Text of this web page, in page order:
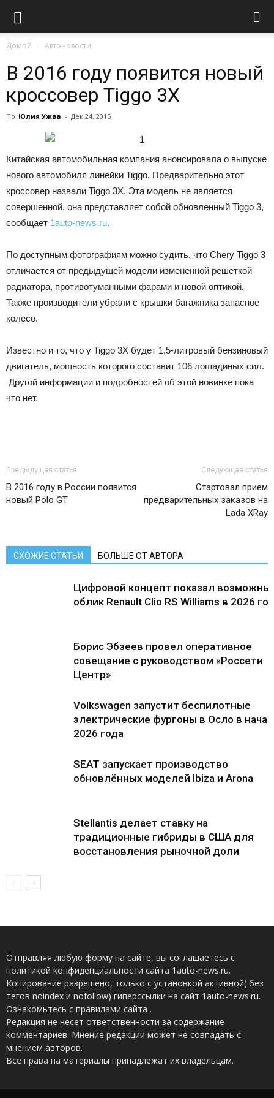
Домой Автоновости
В 2016 году появится новый
кроссовер Tiggo 3X
По Юлия Ужва - Дек 24, 2015
Китайская автомобильная компания анонсировала о выпуске
нового автомобиля линейки Tiggo. Предварительно этот
кроссовер назвали Tiggo 3X. Эта модель не является
совершенной, она представляет собой обновленный Tiggo 3,
сообщает 1auto-news.ru.
По доступным фотографиям можно судить, что Chery Tiggo 3
отличается от предыдущей модели измененной решеткой
радиатора, противотуманными фарами и новой оптикой.
Также производители убрали с крышки багажника запасное
колесо.
Известно и то, что у Tiggo 3X будет 1,5-литровый бензиновый
двигатель, мощность которого составит 106 лошадиных сил.
Другой информации и подробностей об этой новинке пока
что нет.
Предыдущая статья
В 2016 году в России появится
новый Polo GT
Следующая статья
Стартовал прием
предварительных заказов на
Lada XRay
СХОЖИЕ СТАТЬИ БОЛЬШЕ ОТ АВТОРА
Цифровой концепт показал
облик Renault Clio RS Williams в 2026
Борис Эбзеев провел оперативное
совещание с руководством «Россети
Центр»
Volkswagen запустит беспилотные
электрические фургоны в Осло в
2026 года
SEAT запускает производство
обновлённых моделей Ibiza и Arona
Stellantis делает ставку на
традиционные гибриды в США для
восстановления рыночной доли
Отправляя любую форму на сайте, вы соглашаетесь с
политикой конфиденциальности сайта 1auto-news.ru.
Копирование разрешено, только с установкой активной( без
тегов noindex и nofollow) гиперссылки на сайт 1auto-news.ru.
Ознакомьтесь с правилами сайта .
Редакция не несет ответственности за содержание
комментариев. Мнение редакции может не совпадать с
мнением авторов.
Все права на материалы принадлежат их владельцам.